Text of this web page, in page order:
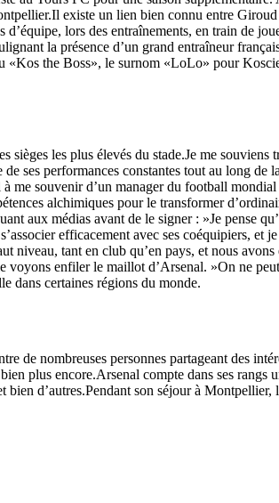
existe un lien bien connu entre
lors des entraînements, en train de
la présence d’un grand entraîneur
the Boss», le surnom «LoLo» pour
les plus élevés du stade.Je me
ses performances constantes tout au long de
souvenir d’un manager du football mondial
alchimiques pour le transformer
aux médias avant de le signer : »Je pense
efficacement avec ses coéquipiers, et
tant en club qu’en pays, et nous
enfiler le maillot d’Arsenal. »On ne
dans certaines régions du monde.
de nombreuses personnes partageant des
plus encore.Arsenal compte dans ses rangs
d’autres.Pendant son séjour à